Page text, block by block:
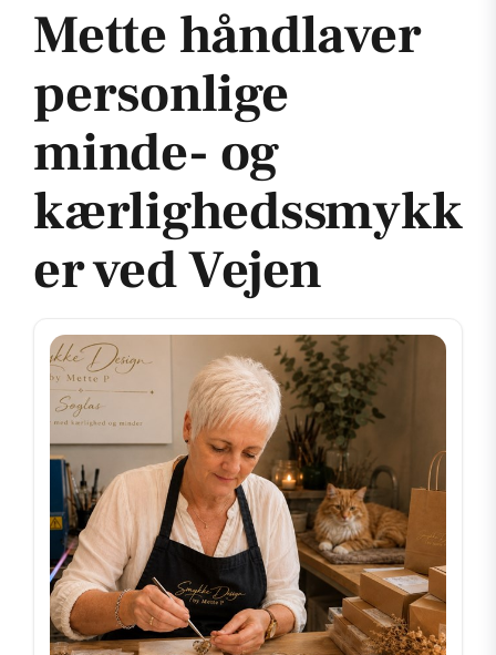
Mette håndlaver
personlige
minde- og
kærlighedssmykk
er ved Vejen